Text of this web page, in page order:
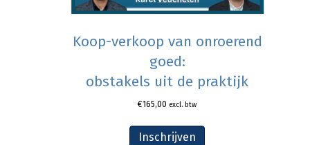
Koop-verkoop van onroerend
goed:
obstakels uit de praktijk
€165,00 excl. btw
Inschrijven